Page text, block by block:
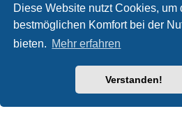
Diese Website nutzt Cookies, um
bestmöglichen Komfort bei der
bieten. Mehr erfahren
Verstanden!